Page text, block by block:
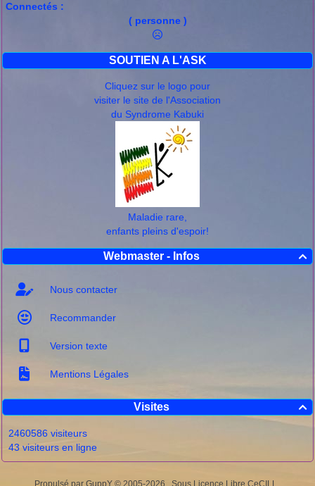
Connectés :
( personne )
SOUTIEN A L'ASK
Cliquez sur le logo pour
visiter le site de l'Association
du Syndrome Kabuki
Maladie rare,
enfants pleins d'espoir!

Webmaster - Infos
Nous contacter
Recommander
Version texte
Mentions Légales

Visites
2460586 visiteurs
43 visiteurs en ligne
Propulsé par GuppY © 2005-2026 Sous Licence Libre CeCILL